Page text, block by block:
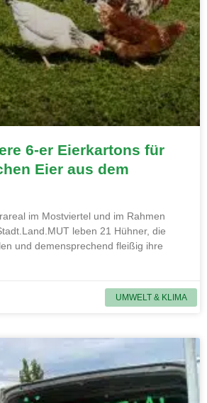
UMWELT & KLIMA
6-er Eierkartons für
Eier aus dem
im Mostviertel und im Rahmen
leben 21 Hühner, die
und demensprechend fleißig ihre